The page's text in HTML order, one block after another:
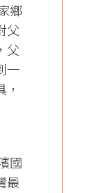
鄉
父
父
一
國
最